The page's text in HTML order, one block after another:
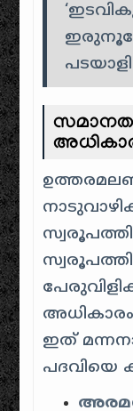
ഇത്
പദവിയെ